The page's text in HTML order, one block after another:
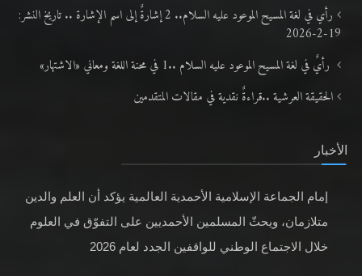
رأي في لغة المسيح الموعود عليه السلام.. 2 إشارةٌ إلى اسم الإشارة .. تاريخ النشر:
19-2-2026
رأيٌ في لغة المسيح الموعود عليه السلام ..1 في محنة اللغة ومعاني «الاشتهار»
الحقيقة العرشية ..قراءةٌ نقدية في مقالات المتقدمين
الأخبار
إمام الجماعة الإسلامية الأحمدية العالمية يؤكد أن العلم والدين
متلازمان، ويحثّ المسلمين الأحمديين على التفوّق في العلوم
خلال الاجتماع الوطني للواقفين الجدد لعام 2026